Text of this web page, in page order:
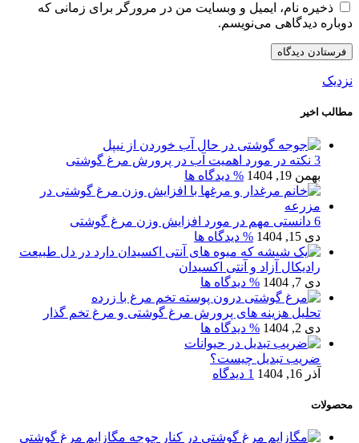
ذخیره نام، ایمیل و وبسایت من در مرورگر برای زمانی که
دوباره دیدگاهی می‌نویسم.
نزدیک
مطالب اخیر
3 نکته در مورد اهمیت آب در پرورش مرغ گوشتی
بهمن 19, 1404
% دیدگاه ها
6 دانستی مهم در مورد افزایش وزن مرغ گوشتی
دی 15, 1404
% دیدگاه ها
رادیکال آزاد و آنتی اکسیدان
دی 7, 1404
% دیدگاه ها
تحلیل هزینه های پرورش مرغ گوشتی و مرغ تخم گذار
دی 2, 1404
% دیدگاه ها
ضریب تبدیل چیست؟
آذر 16, 1404
1 دیدگاه
محصولات
مگازایم مرغ گوشتی